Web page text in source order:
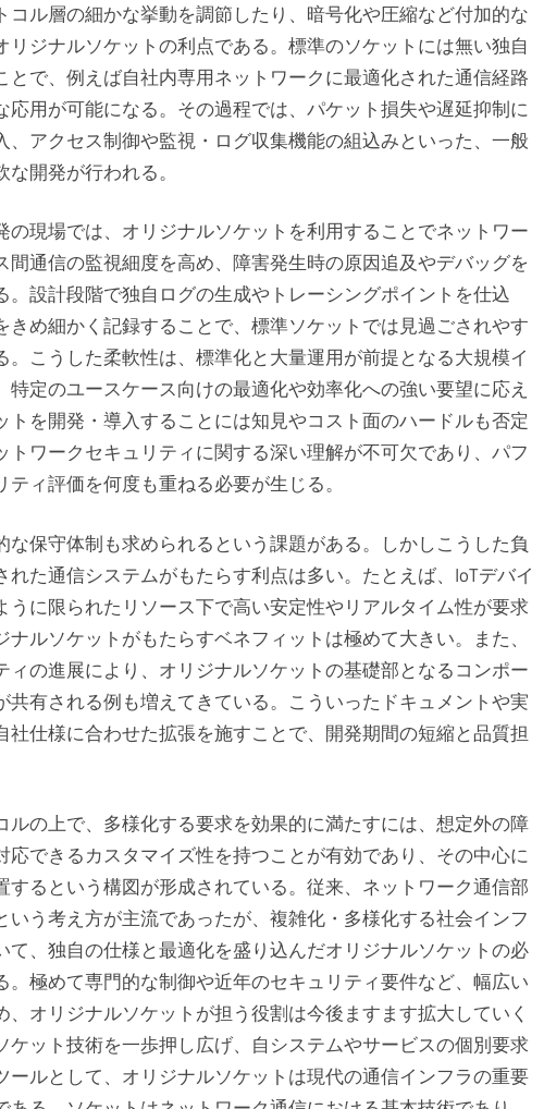
コル層の細かな挙動を調節したり、暗号化や圧縮など付加的な
リジナルソケットの利点である。標準のソケットには無い独自
とで、例えば自社内専用ネットワークに最適化された通信経路
応用が可能になる。その過程では、パケット損失や遅延抑制に
、アクセス制御や監視・ログ収集機能の組込みといった、一般
開発が行われる。
の現場では、オリジナルソケットを利用することでネットワー
間通信の監視細度を高め、障害発生時の原因追及やデバッグを
。設計段階で独自ログの生成やトレーシングポイントを仕込
きめ細かく記録することで、標準ソケットでは見過ごされやす
。こうした柔軟性は、標準化と大量運用が前提となる大規模イ
特定のユースケース向けの最適化や効率化への強い要望に応え
トを開発・導入することには知見やコスト面のハードルも否定
トワークセキュリティに関する深い理解が不可欠であり、パフ
ィ評価を何度も重ねる必要が生じる。
な保守体制も求められるという課題がある。しかしこうした負
れた通信システムがもたらす利点は多い。たとえば、IoTデバイ
うに限られたリソース下で高い安定性やリアルタイム性が要求
ルソケットがもたらすベネフィットは極めて大きい。また、
ィの進展により、オリジナルソケットの基礎部となるコンポー
共有される例も増えてきている。こういったドキュメントや実
社仕様に合わせた拡張を施すことで、開発期間の短縮と品質担
ルの上で、多様化する要求を効果的に満たすには、想定外の障
応できるカスタマイズ性を持つことが有効であり、その中心に
するという構図が形成されている。従来、ネットワーク通信部
いう考え方が主流であったが、複雑化・多様化する社会インフ
て、独自の仕様と最適化を盛り込んだオリジナルソケットの必
。極めて専門的な制御や近年のセキュリティ要件など、幅広い
、オリジナルソケットが担う役割は今後ますます拡大していく
ケット技術を一歩押し広げ、自システムやサービスの個別要求
ールとして、オリジナルソケットは現代の通信インフラの重要